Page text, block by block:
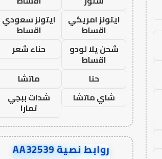
ايتونز امريكي
اقساط
ايتونز سعودي
اقساط
شحن يلا لودو
اقساط
حناء شعر
حنا
ماتشا
شاي ماتشا
شدات ببجي
تمارا
روابط نصية AA32539